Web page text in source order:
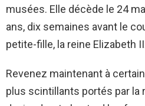
musées. Elle décède le 24
ans, dix semaines avant le
petite-fille, la reine Elizabeth
Revenez maintenant à
plus scintillants portés par la